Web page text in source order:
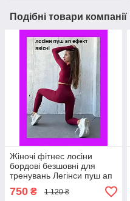
Подібні товари компанії
Жіночі фітнес лосіни
бордові безшовні для
тренувань Легінси пуш ап
для спорту бігу йоги з
високою талією
750 ₴ 1 120 ₴